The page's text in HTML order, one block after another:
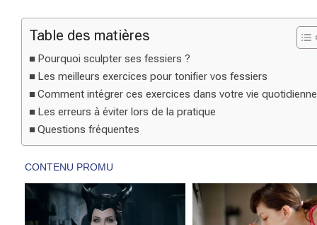
Table des matières
Pourquoi sculpter ses fessiers ?
Les meilleurs exercices pour tonifier vos fessiers
Comment intégrer ces exercices dans votre vie quotidienne
Les erreurs à éviter lors de la pratique
Questions fréquentes